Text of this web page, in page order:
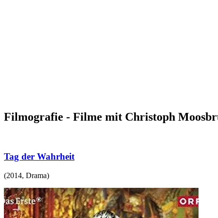
Filmografie - Filme mit Christoph
Tag der Wahrheit
(2014, Drama)